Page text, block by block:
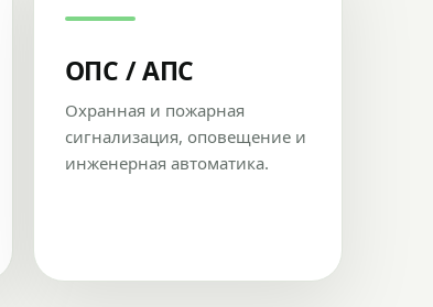
ОПС / АПС
Охранная и пожарная
сигнализация, оповещение и
инженерная автоматика.